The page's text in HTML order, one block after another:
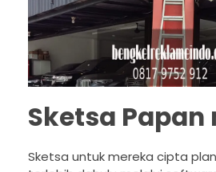
Sketsa Papan
Sketsa untuk mereka cipta